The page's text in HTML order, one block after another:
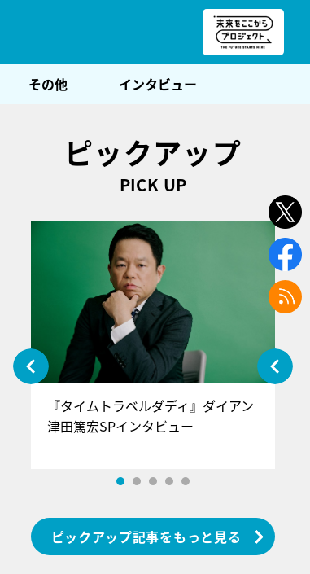
その他 インタビュー
ピックアップ
PICK UP
『タイムトラベルダディ』ダイアン
津田篤宏SPインタビュー
ピックアップ記事をもっと見る